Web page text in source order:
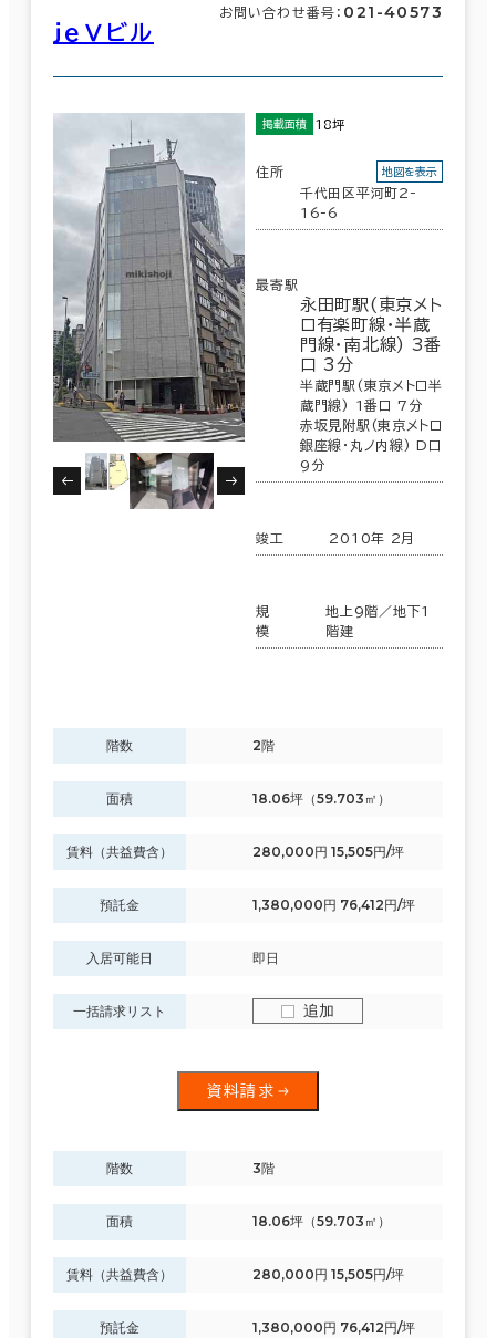
ｊｅⅤビル
お問い合わせ番号： 021-40573
掲載面積 18坪
住所
千代田区平河町2-
16-6
地図を表示
最寄駅
永田町駅(東京メト
ロ有楽町線･半蔵
門線･南北線) 3番
口 3分
半蔵門駅(東京メトロ半
蔵門線) 1番口 7分
赤坂見附駅(東京メトロ
銀座線･丸ノ内線) D口
9分
竣工 2010年 2月
規
模
地上9階／地下1
階建
階数 2階
面積 18.06坪（59.703㎡）
賃料（共益費含） 280,000円 15,505円/坪
預託金 1,380,000円 76,412円/坪
入居可能日 即日
一括請求リスト 追加
資料請求
階数 3階
面積 18.06坪（59.703㎡）
賃料（共益費含） 280,000円 15,505円/坪
預託金 1,380,000円 76,412円/坪